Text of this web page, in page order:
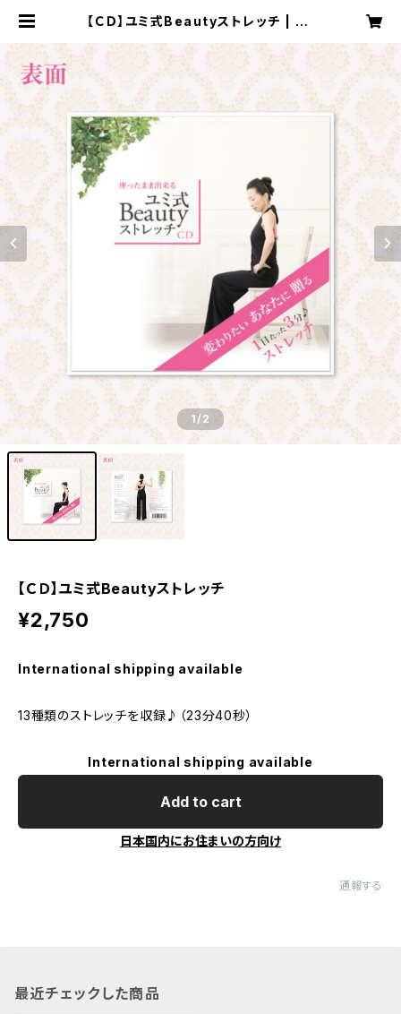
【ＣＤ】ユミ式Beautyストレッチ | Yu
1/2
【ＣＤ】ユミ式Beautyストレッチ
¥2,750
International shipping available
13種類のストレッチを収録♪（23分40秒）
International shipping available
Add to cart
日本国内にお住まいの方向け
通報する
最近チェックした商品